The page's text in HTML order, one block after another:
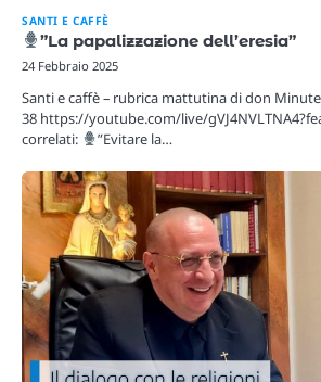
SANTI E CAFFÈ
”La papalizzazione dell’eresia”
24 Febbraio 2025
Santi e caffè – rubrica mattutina di don
38 https://youtube.com/live/
correlati:
”Evitare la…